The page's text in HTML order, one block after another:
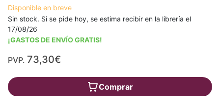
Disponible en breve
Sin stock. Si se pide hoy, se estima recibir en la librería el
17/08/26
¡GASTOS DE ENVÍO GRATIS!
PVP. 73,30€
Comprar